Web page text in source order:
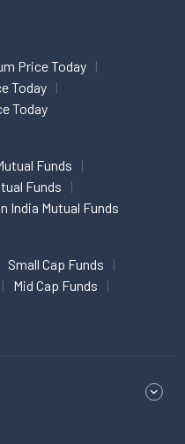
Price Today
Today
Today
Funds
Funds
India Mutual Funds
Small Cap Funds
Mid Cap Funds